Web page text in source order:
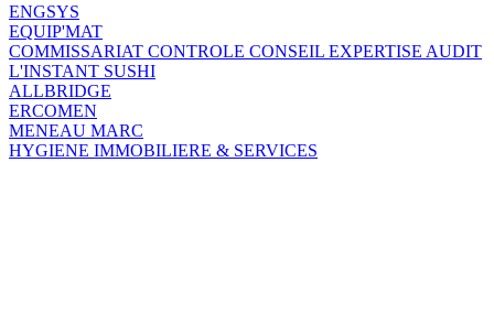
ENGSYS
EQUIP'MAT
COMMISSARIAT CONTROLE CONSEIL EXPERTISE AUDIT
L'INSTANT SUSHI
ALLBRIDGE
ERCOMEN
MENEAU MARC
HYGIENE IMMOBILIERE & SERVICES